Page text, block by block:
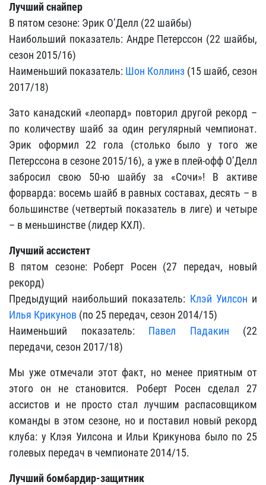
Лучший снайпер
В пятом сезоне: Эрик О’Делл (22 шайбы)
Наибольший показатель: Андре Петерссон (22 шайбы,
сезон 2015/16)
Наименьший показатель: Шон Коллинз (15 шайб, сезон
2017/18)
Зато канадский «леопард» повторил другой рекорд –
по количеству шайб за один регулярный чемпионат.
Эрик оформил 22 гола (столько было у того же
Петерссона в сезоне 2015/16), а уже в плей-офф О’Делл
забросил свою 50-ю шайбу за «Сочи»! В активе
форварда: восемь шайб в равных составах, десять – в
большинстве (четвертый показатель в лиге) и четыре
– в меньшинстве (лидер КХЛ).
Лучший ассистент
В пятом сезоне: Роберт Росен (27 передач, новый
рекорд)
Предыдущий наибольший показатель: Клэй Уилсон и
Илья Крикунов (по 25 передач, сезон 2014/15)
Наименьший показатель: Павел Падакин (22
передачи, сезон 2017/18)
Мы уже отмечали этот факт, но менее приятным от
этого он не становится. Роберт Росен сделал 27
ассистов и не просто стал лучшим распасовщиком
команды в этом сезоне, но и поставил новый рекорд
клуба: у Клэя Уилсона и Ильи Крикунова было по 25
голевых передач в чемпионате 2014/15.
Лучший бомбардир-защитник